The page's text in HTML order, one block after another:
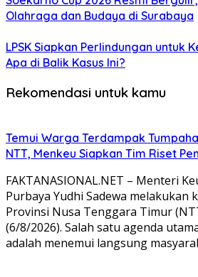
Olahraga dan Budaya di Surabaya
LPSK Siapkan Perlindungan untuk
Apa di Balik Kasus Ini?
Rekomendasi untuk kamu
Temui Warga Terdampak
NTT, Menkeu Siapkan Tim Riset
FAKTANASIONAL.NET – Menteri
Purbaya Yudhi Sadewa melakukan
Provinsi Nusa Tenggara Timur
(6/8/2026). Salah satu agenda
adalah menemui langsung